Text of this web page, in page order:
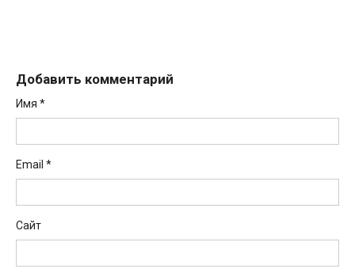
Добавить комментарий
Имя *
Email *
Сайт